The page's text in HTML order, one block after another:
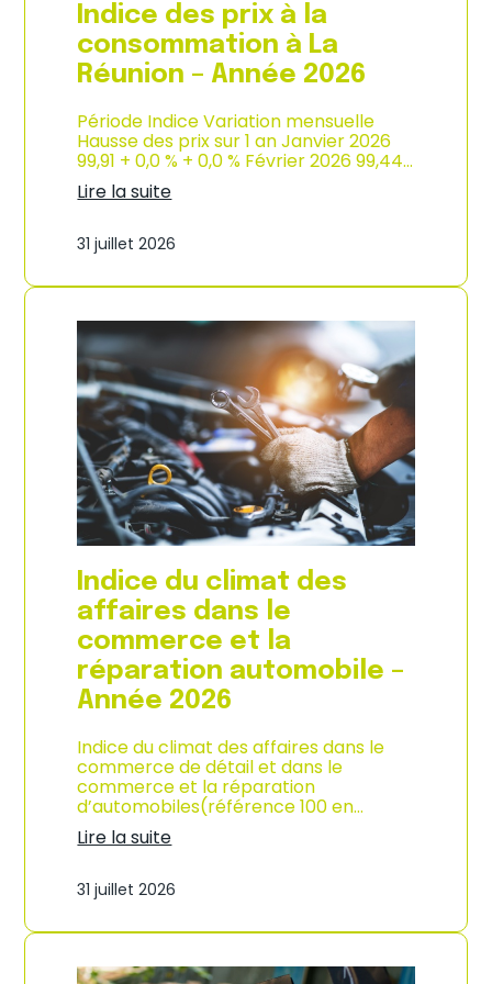
2
0
2
6
Indice des prix à la
consommation à La
Réunion – Année 2026
Période Indice Variation mensuelle
Hausse des prix sur 1 an Janvier 2026
99,91 + 0,0 % + 0,0 % Février 2026 99,44…
Lire la suite
n
i
e
e
s
p
r
i
x
à
l
a
c
o
n
s
o
m
m
a
t
o
n
à
L
R
u
n
o
n
31 juillet 2026
Indice du climat des
affaires dans le
commerce et la
réparation automobile –
Année 2026
Indice du climat des affaires dans le
commerce de détail et dans le
commerce et la réparation
d’automobiles(référence 100 en…
Lire la suite
n
i
e
31 juillet 2026